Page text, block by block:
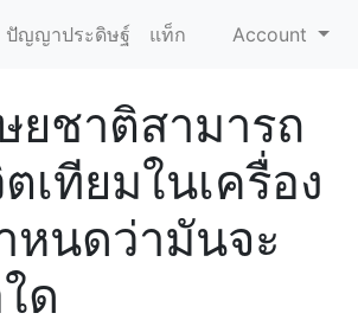
ปัญญาประดิษฐ์ แท็ก Account
ยชาติสามารถ
เทียมในเครื่อง
หนดว่ามันจะ
ด